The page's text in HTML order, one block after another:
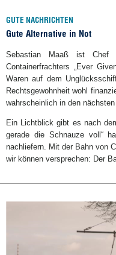
GUTE NACHRICHTEN
Gute Alternative in Not
Sebastian Maaß ist Chef
Containerfrachters „Ever
Waren auf dem
Rechtsgewohnheit wohl
wahrscheinlich in den
Ein Lichtblick gibt es nach
gerade die Schnauze voll“
nachliefern. Mit der Bahn von
wir können versprechen: Der